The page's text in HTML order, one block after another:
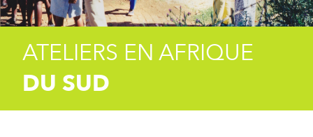
ATELIERS EN AFRIQUE
DU SUD